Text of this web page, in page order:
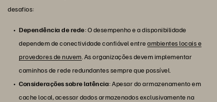
desafios:
Dependência de rede: O desempenho e a disponibilidade
dependem de conectividade confiável entreambientes locais e
provedores de nuvem. As organizações devem implementar
caminhos de rede redundantes sempre que possível.
Considerações sobre latência: Apesar do armazenamento em
cache local, acessar dados armazenados exclusivamente na